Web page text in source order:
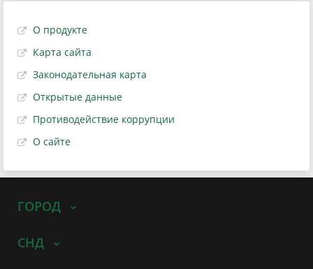
О продукте
Карта сайта
Законодательная карта
Открытые данные
Противодействие коррупции
О сайте
ГОРОД
СНД